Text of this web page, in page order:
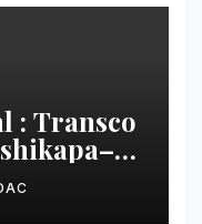
: Transco
les